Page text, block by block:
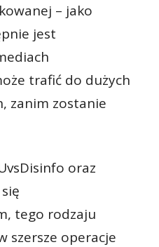
– jako
jest
trafić do dużych
zanim zostanie
oraz
tego rodzaju
szersze operacje